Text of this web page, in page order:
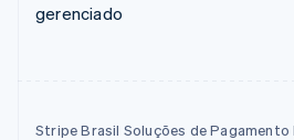
gerenciado
Stripe Brasil Soluções de